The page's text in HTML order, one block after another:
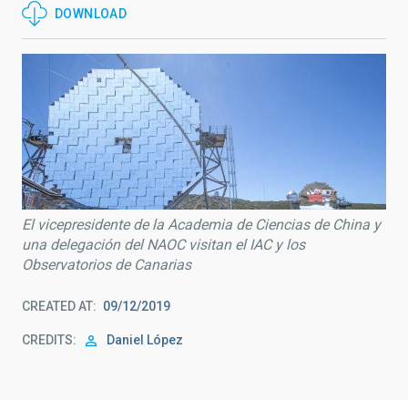
DOWNLOAD
El vicepresidente de la Academia de Ciencias de China y
una delegación del NAOC visitan el IAC y los
Observatorios de Canarias
CREATED AT 09/12/2019
CREDITS Daniel López